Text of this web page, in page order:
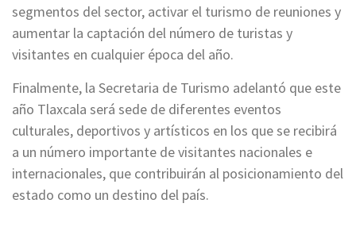
segmentos del sector, activar el turismo de reuniones y
aumentar la captación del número de turistas y
visitantes en cualquier época del año.
Finalmente, la Secretaria de Turismo adelantó que este
año Tlaxcala será sede de diferentes eventos
culturales, deportivos y artísticos en los que se recibirá
a un número importante de visitantes nacionales e
internacionales, que contribuirán al posicionamiento del
estado como un destino del país.